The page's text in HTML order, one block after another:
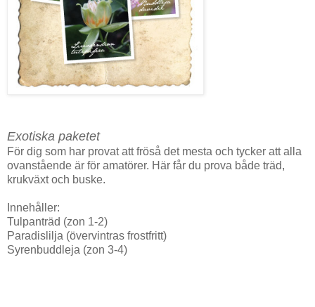
Exotiska paketet
För dig som har provat att fröså det mesta och tycker att alla
ovanstående är för amatörer. Här får du prova både träd,
krukväxt och buske.
Innehåller:
Tulpanträd (zon 1-2)
Paradislilja (övervintras frostfritt)
Syrenbuddleja (zon 3-4)